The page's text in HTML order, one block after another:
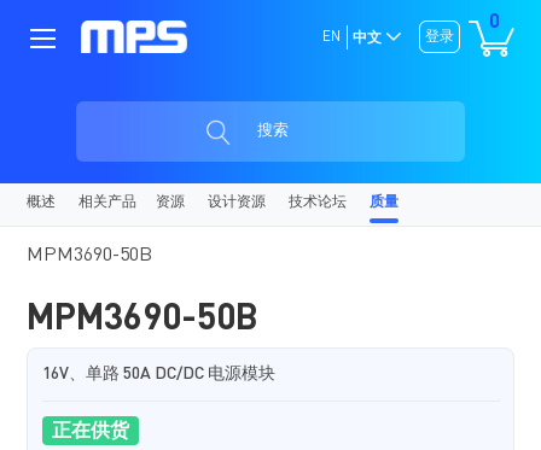
0
登录
EN 中文
搜索
概述 相关产品 资源 设计资源 技术论坛 质量
MPM3690-50B
MPM3690-50B
16V、单路 50A DC/DC 电源模块
正在供货